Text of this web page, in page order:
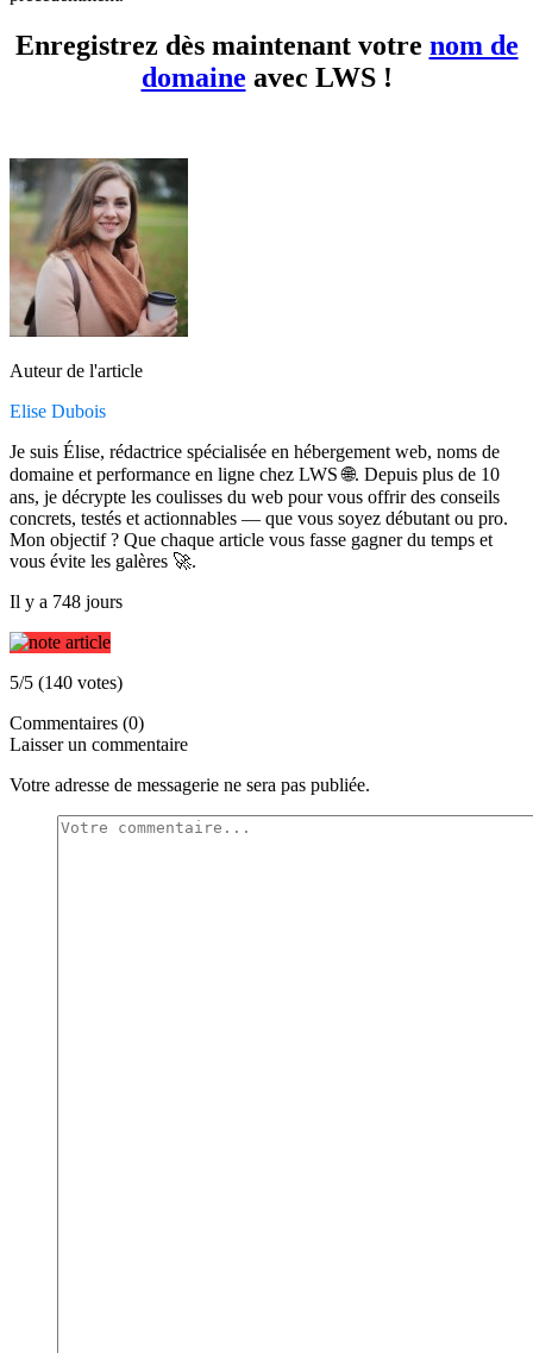
Enregistrez dès maintenant votre nom de
domaine avec LWS !
Auteur de l'article
Elise Dubois
Je suis Élise, rédactrice spécialisée en hébergement web, noms de
domaine et performance en ligne chez LWS 🌐. Depuis plus de 10
ans, je décrypte les coulisses du web pour vous offrir des conseils
concrets, testés et actionnables — que vous soyez débutant ou pro.
Mon objectif ? Que chaque article vous fasse gagner du temps et
vous évite les galères 🚀.
Il y a 748 jours
5/5 (140 votes)
Commentaires (0)
Laisser un commentaire
Votre adresse de messagerie ne sera pas publiée.